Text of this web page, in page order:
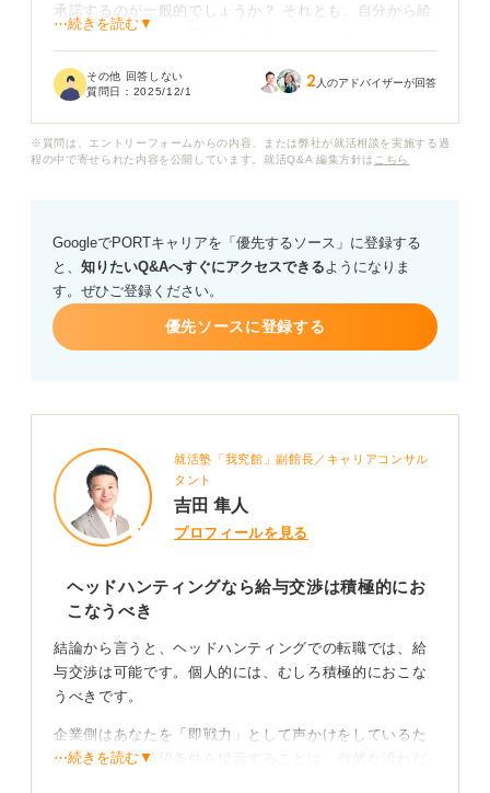
承諾するのが一般的でしょうか？ それとも、自分から給
与交渉をすることは可能なのか知りたいです。
もし交渉が可能であれば、どのように進めるのが良い
⋯続きを読む▼
その他 回答しない
質問日： 2025/12/1 2 人のアドバイザーが回答
※質問は、エントリーフォームからの内容、または弊社が就活相談を実施する過
程の中で寄せられた内容を公開しています。就活Q&A 編集方針は こちら
GoogleでPORTキャリアを「優先するソース」に登録する
と、 知りたいQ&Aへすぐにアクセスできるようになりま
す。ぜひご登録ください。
優先ソースに登録する
就活塾「我究館」副館長／キャリアコンサル
タント
吉田 隼人
プロフィールを見る
ヘッドハンティングなら給与交渉は積極的にお
こなうべき
結論から言うと、ヘッドハンティングでの転職では、給
与交渉は可能です。個人的には、むしろ積極的におこな
うべきです。
企業側はあなたを「即戦力」として声かけをしているた
め、あなたの希望条件を提示することは、自然な流れだ
⋯続きを読む▼